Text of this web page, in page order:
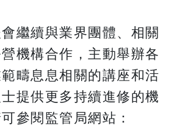
繼續與業界團體、相關
機構合作，主動舉辦各
疇息息相關的講座和活
提供更多持續進修的機
參閱監管局網站：